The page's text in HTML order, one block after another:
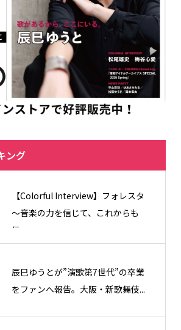
ング
【Colorful Interview】フォレスタ
〜音楽の力を信じて、これからも
信...
辰巳ゆうとが”演歌第7世代”の卒業
をファンへ報告。大阪・新歌舞伎...